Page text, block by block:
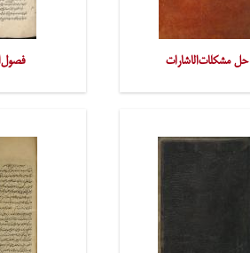
حل مشکلات‌الاشارات